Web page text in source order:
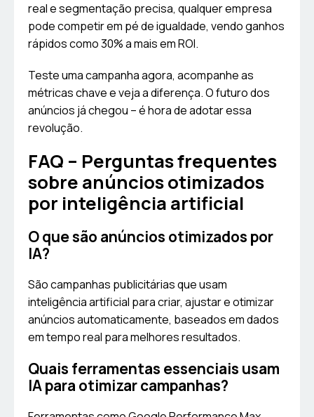
real e segmentação precisa, qualquer empresa
pode competir em pé de igualdade, vendo ganhos
rápidos como 30% a mais em ROI.
Teste uma campanha agora, acompanhe as
métricas chave e veja a diferença. O futuro dos
anúncios já chegou – é hora de adotar essa
revolução.
FAQ – Perguntas frequentes
sobre anúncios otimizados
por inteligência artificial
O que são anúncios otimizados por
IA?
São campanhas publicitárias que usam
inteligência artificial para criar, ajustar e otimizar
anúncios automaticamente, baseados em dados
em tempo real para melhores resultados.
Quais ferramentas essenciais usam
IA para otimizar campanhas?